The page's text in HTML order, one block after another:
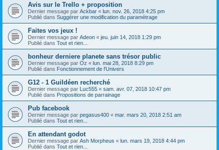
Avis sur le Trello + proposition
Dernier message par Ackbar « lun. nov. 26, 2018 4:25 pm
Publié dans Suggérer une modification du paramétrage
Faites vos jeux !
Dernier message par Adeon « jeu. juin 14, 2018 1:29 pm
Publié dans Tout et rien...
bonheur derniere planete sans trésor public
Dernier message par Oz « lun. mai 28, 2018 8:29 pm
Publié dans Fonctionnement de l'Univers
G12 - 1 Guildéen recherché
Dernier message par Luc555 « sam. avr. 07, 2018 10:47 pm
Publié dans Propositions de parrainage
Pub facebook
Dernier message par pegasus400 « mar. mars 20, 2018 2:51 am
Publié dans Tout et rien...
En attendant godot
Dernier message par Ash Morpheus « lun. mars 19, 2018 4:44 pm
Publié dans Tout et rien...